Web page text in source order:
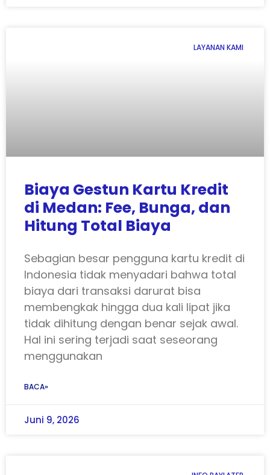
LAYANAN KAMI
Biaya Gestun Kartu Kredit
di Medan: Fee, Bunga, dan
Hitung Total Biaya
Sebagian besar pengguna kartu kredit di
Indonesia tidak menyadari bahwa total
biaya dari transaksi darurat bisa
membengkak hingga dua kali lipat jika
tidak dihitung dengan benar sejak awal.
Hal ini sering terjadi saat seseorang
menggunakan
BACA»
Juni 9, 2026